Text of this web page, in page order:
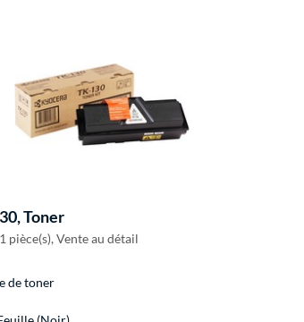
Toner
pièce(s), Vente au détail
de toner